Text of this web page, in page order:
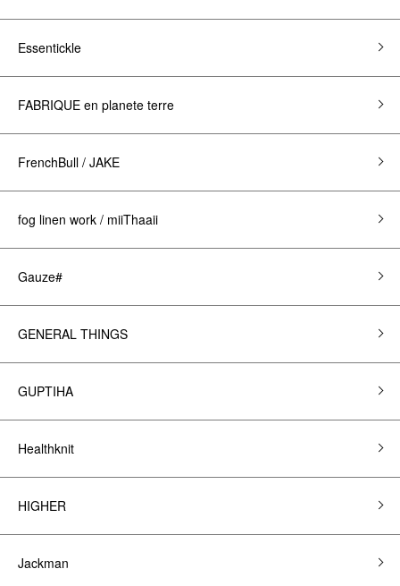
Essentickle
FABRIQUE en planete terre
FrenchBull / JAKE
fog linen work / miiThaaii
Gauze#
GENERAL THINGS
GUPTIHA
Healthknit
HIGHER
Jackman